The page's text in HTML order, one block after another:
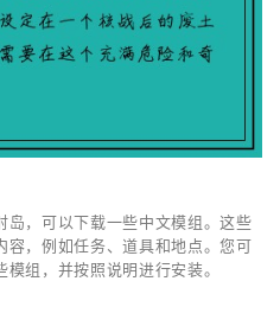
岛，可以下载一些中文模组。这些
容，例如任务、道具和地点。您可
组，并按照说明进行安装。